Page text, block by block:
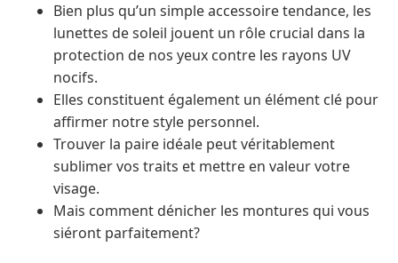
Bien plus qu’un simple accessoire tendance, les
lunettes de soleil jouent un rôle crucial dans la
protection de nos yeux contre les rayons UV
nocifs.
Elles constituent également un élément clé pour
affirmer notre style personnel.
Trouver la paire idéale peut véritablement
sublimer vos traits et mettre en valeur votre
visage.
Mais comment dénicher les montures qui vous
siéront parfaitement?